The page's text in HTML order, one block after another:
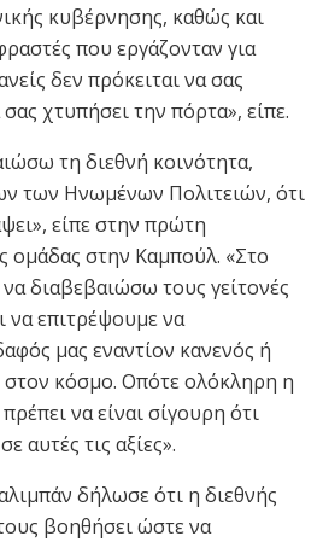
κυβέρνησης, καθώς και
που εργάζονταν για
δεν πρόκειται να σας
χτυπήσει την πόρτα», είπε.
τη διεθνή κοινότητα,
των Ηνωμένων Πολιτειών, ότι
είπε στην πρώτη
ομάδας στην Καμπούλ. «Στο
διαβεβαιώσω τους γείτονές
να επιτρέψουμε να
μας εναντίον κανενός ή
κόσμο. Οπότε ολόκληρη η
να είναι σίγουρη ότι
αυτές τις αξίες».
δήλωσε ότι η διεθνής
βοηθήσει ώστε να